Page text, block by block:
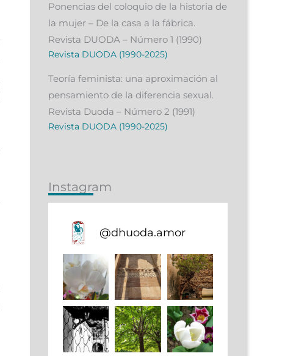
Ponencias del coloquio de la historia de
la mujer – De la casa a la fábrica.
Revista DUODA – Número 1 (1990)
Revista DUODA (1990-2025)
Teoría feminista: una aproximación al
pensamiento de la diferencia sexual.
Revista Duoda – Número 2 (1991)
Revista DUODA (1990-2025)
Instagram
@dhuoda.amor